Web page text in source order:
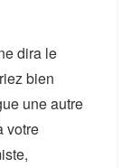
dira le
bien
une autre
votre